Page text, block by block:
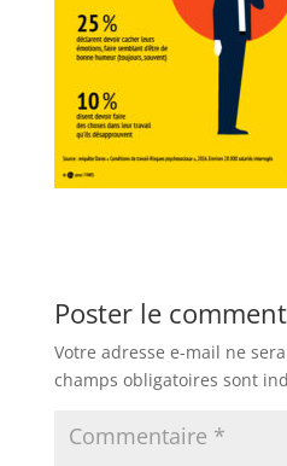
Poster le
Votre adresse e-mail ne
champs obligatoires sont